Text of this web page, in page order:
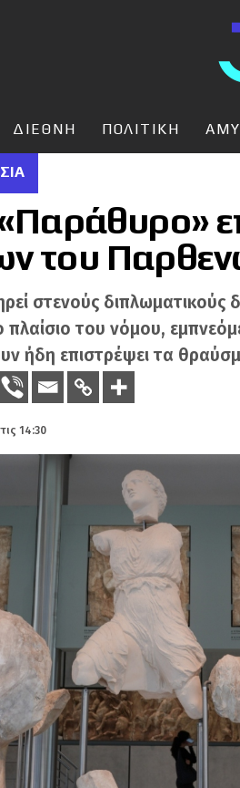
ΔΙΕΘΝΗ ΠΟΛΙΤΙΚΗ
του
στενούς
του νόμου,
ήδη επιστρέψει τα
14:30